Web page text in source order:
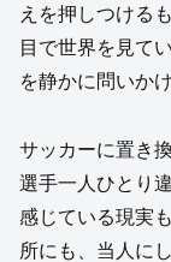
えを押しつける
目で世界を見て
を静かに問いか
サッカーに置き
選手一人ひとり
感じている現実
所にも、当人に